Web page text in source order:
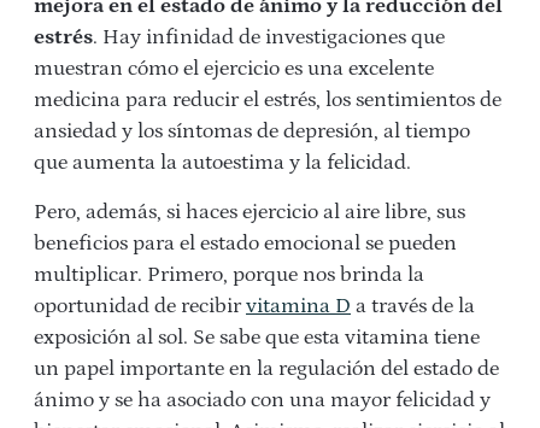
mejora en el estado de ánimo y la reducción del
estrés. Hay infinidad de investigaciones que
muestran cómo el ejercicio es una excelente
medicina para reducir el estrés, los sentimientos de
ansiedad y los síntomas de depresión, al tiempo
que aumenta la autoestima y la felicidad.
Pero, además, si haces ejercicio al aire libre, sus
beneficios para el estado emocional se pueden
multiplicar. Primero, porque nos brinda la
oportunidad de recibirvitamina D a través de la
exposición al sol. Se sabe que esta vitamina tiene
un papel importante en la regulación del estado de
ánimo y se ha asociado con una mayor felicidad y